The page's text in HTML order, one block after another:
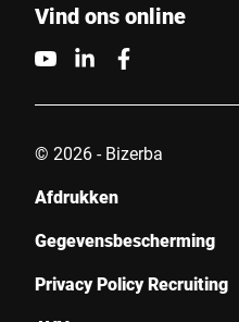
Vind ons online
© 2026 - Bizerba
Afdrukken
Gegevensbescherming
Privacy Policy Recruiting